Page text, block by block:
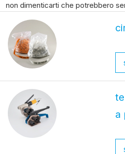
non dimenticarti che potrebbero
a